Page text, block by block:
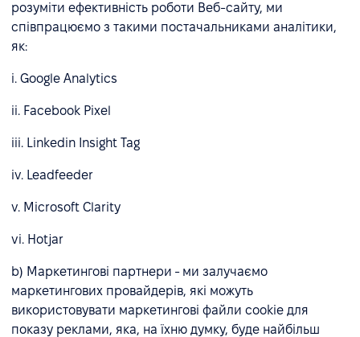
розуміти ефективність роботи Веб-сайту, ми
співпрацюємо з такими постачальниками аналітики,
як:
i. Google Analytics
ii. Facebook Pixel
iii. Linkedin Insight Tag
iv. Leadfeeder
v. Microsoft Clarity
vi. Hotjar
b) Маркетингові партнери - ми залучаємо
маркетингових провайдерів, які можуть
використовувати маркетингові файли cookie для
показу реклами, яка, на їхню думку, буде найбільш